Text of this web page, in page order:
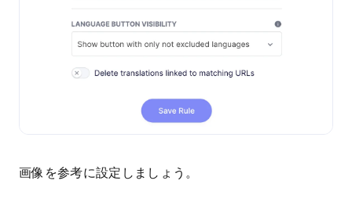
画像を参考に設定しましょう。